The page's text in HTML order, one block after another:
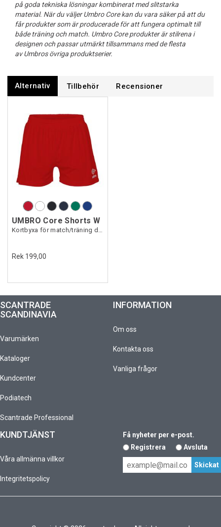
på goda tekniska lösningar kombinerat med slitstarka
material. När du väljer Umbro Core kan du vara säker på att du
får produkter som är producerade för att fungera optimalt till
både träning och match. Umbro Core produkter är stilrena i
designen och passar utmärkt tillsammans med de flesta
av Umbros övriga produktserier.
Alternativ Tillbehör Recensioner
UMBRO Core Shorts W
Kortbyxa för match/träning dam
Rek 199,00
SCANTRADE
SCANDINAVIA
Varumärken
Kataloger
Kundcenter
Podiatech
Scantrade Professional
INFORMATION
Om oss
Kontakta oss
Vanliga frågor
KUNDTJÄNST
Våra allmänna villkor
Integritetspolicy
Få nyheter per e-post.
Registrera
Avsluta